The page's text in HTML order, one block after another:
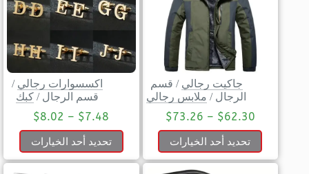
جاكيت رجالي / قسم
الرجال / ملابس رجالي
$62.30
–
$73.26
تحديد أحد الخيارات
اكسسوارات رجالي /
قسم الرجال / كبك
$7.48
–
$8.02
تحديد أحد الخيارات